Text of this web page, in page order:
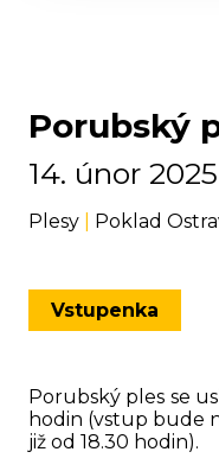
Porubský
14. únor 2025
Plesy Poklad
Vstupenka
Porubský ples se
hodin (vstup bude
již od 18.30 hodin).